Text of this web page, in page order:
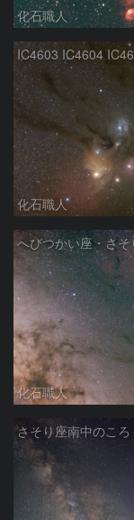
化石職人
化石職人
化石職人
さそり座南中のころ